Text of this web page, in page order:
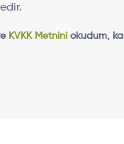
KVKK Metniniokudum,